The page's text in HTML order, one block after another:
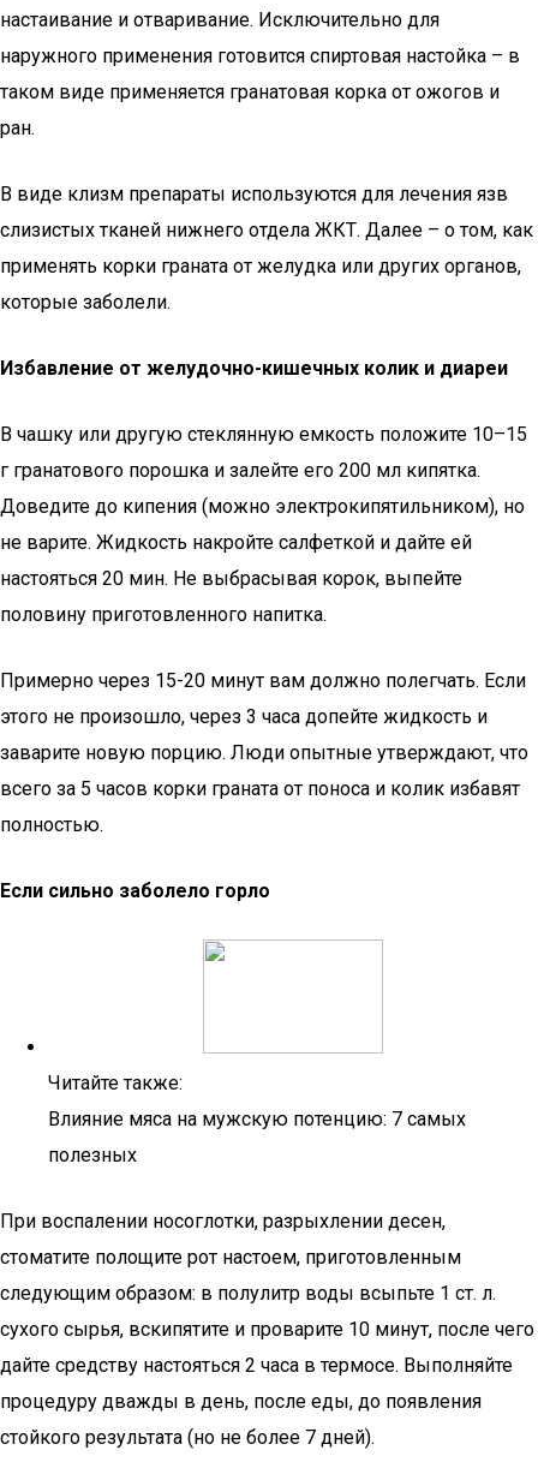
настаивание и отваривание. Исключительно для
наружного применения готовится спиртовая настойка – в
таком виде применяется гранатовая корка от ожогов и
ран.
В виде клизм препараты используются для лечения язв
слизистых тканей нижнего отдела ЖКТ. Далее – о том, как
применять корки граната от желудка или других органов,
которые заболели.
Избавление от желудочно-кишечных колик и диареи
В чашку или другую стеклянную емкость положите 10–15
г гранатового порошка и залейте его 200 мл кипятка.
Доведите до кипения (можно электрокипятильником), но
не варите. Жидкость накройте салфеткой и дайте ей
настояться 20 мин. Не выбрасывая корок, выпейте
половину приготовленного напитка.
Примерно через 15-20 минут вам должно полегчать. Если
этого не произошло, через 3 часа допейте жидкость и
заварите новую порцию. Люди опытные утверждают, что
всего за 5 часов корки граната от поноса и колик избавят
полностью.
Если сильно заболело горло
Читайте также:
Влияние мяса на мужскую потенцию: 7 самых
полезных
При воспалении носоглотки, разрыхлении десен,
стоматите полощите рот настоем, приготовленным
следующим образом: в полулитр воды всыпьте 1 ст. л.
сухого сырья, вскипятите и проварите 10 минут, после чего
дайте средству настояться 2 часа в термосе. Выполняйте
процедуру дважды в день, после еды, до появления
стойкого результата (но не более 7 дней).